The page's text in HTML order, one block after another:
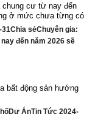
sông Sonata 3 tầng
Tức 2024-12-13Chia
tầng sát sông Hàn Đà
nhà phố 3 tầng bên
tiện ích biệt thự trăm